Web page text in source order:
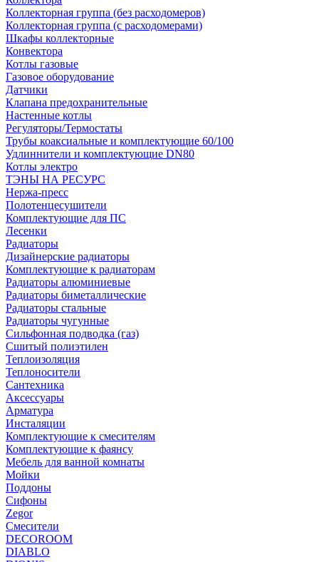
Коллекторная группа (без расходомеров)
Коллекторная группа (с расходомерами)
Шкафы коллекторные
Конвектора
Котлы газовые
Газовое оборудование
Датчики
Клапана предохранительные
Настенные котлы
Регуляторы/Термостаты
Трубы коаксиальные и комплектующие 60/100
Удлиннители и комплектующие DN80
Котлы электро
ТЭНЫ НА РЕСУРС
Нержа-пресс
Полотенцесушители
Комплектующие для ПС
Лесенки
Радиаторы
Дизайнерские радиаторы
Комплектующие к радиаторам
Радиаторы алюминиевые
Радиаторы биметаллические
Радиаторы стальные
Радиаторы чугунные
Сильфонная подводка (газ)
Сшитый полиэтилен
Теплоизоляция
Теплоносители
Сантехника
Аксессуары
Арматура
Инсталяции
Комплектующие к смесителям
Комплектующие к фаянсу
Мебель для ванной комнаты
Мойки
Поддоны
Сифоны
Zegor
Смесители
DECOROOM
DIABLO